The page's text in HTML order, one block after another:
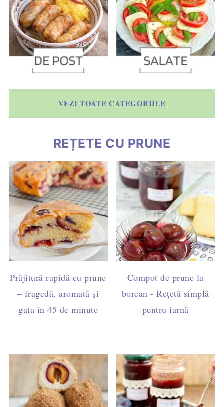
VEZI TOATE CATEGORIILE
REȚETE CU PRUNE
Prăjitură rapidă cu prune
– fragedă, aromată și
gata în 45 de minute
Compot de prune la
borcan - Rețetă simplă
pentru iarnă